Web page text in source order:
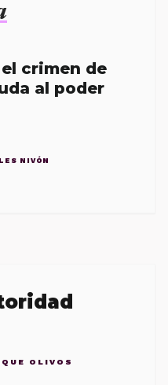
crimen de
al poder
NIVÓN
OLIVOS